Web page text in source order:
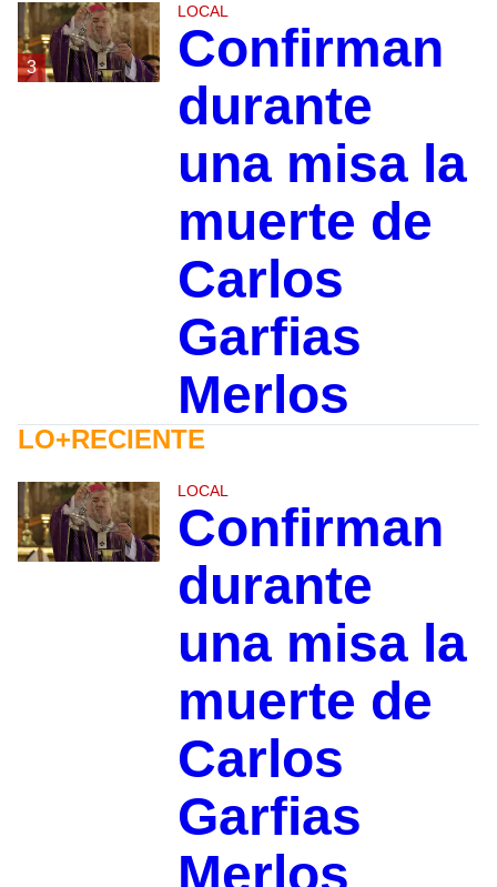
3
LOCAL
Confirman
durante
una misa la
muerte de
Carlos
Garfias
Merlos
LO+RECIENTE
LOCAL
Confirman
durante
una misa la
muerte de
Carlos
Garfias
Merlos